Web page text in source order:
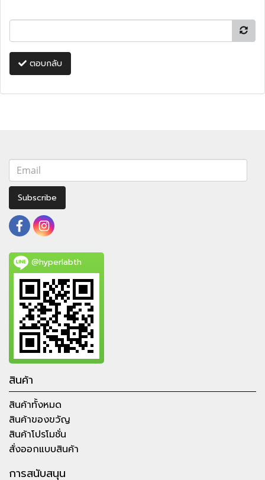
ตอบกลับ
Subscribe
@hyperlabth
สินค้า
สินค้าทั้งหมด
สินค้าของขวัญ
สินค้าโปรโมชั่น
สั่งออกแบบสินค้า
การสนับสนุน